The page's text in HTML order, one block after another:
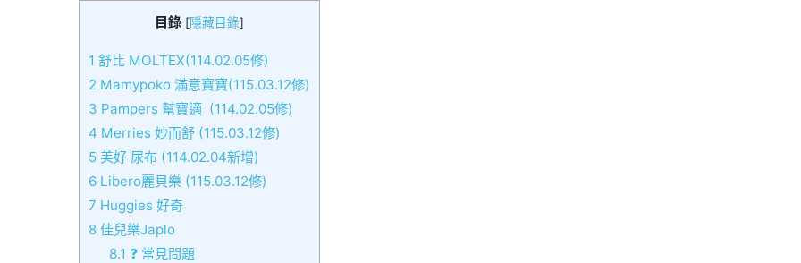
目錄 [隱藏目錄]
1 舒比 MOLTEX(114.02.05修)
2 Mamypoko 滿意寶寶(115.03.12修)
3 Pampers 幫寶適 (114.02.05修)
4 Merries 妙而舒 (115.03.12修)
5 美好 尿布 (114.02.04新增)
6 Libero麗貝樂 (115.03.12修)
7 Huggies 好奇
8 佳兒樂Japlo
8.1 ❓ 常見問題